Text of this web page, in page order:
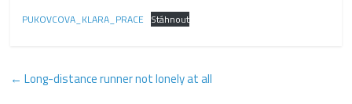
PUKOVCOVA_KLARA_PRACE Stáhnout
← Long-distance runner not lonely at all